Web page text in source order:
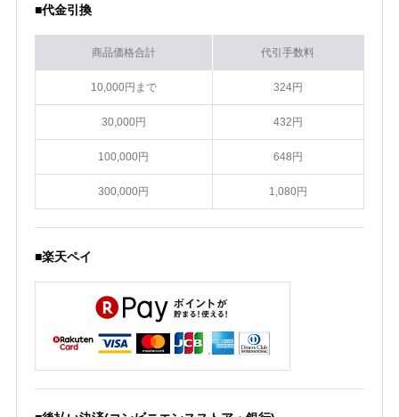
■代金引換
商品価格合計 代引手数料
10,000円まで 324円
30,000円 432円
100,000円 648円
300,000円 1,080円
■楽天ペイ